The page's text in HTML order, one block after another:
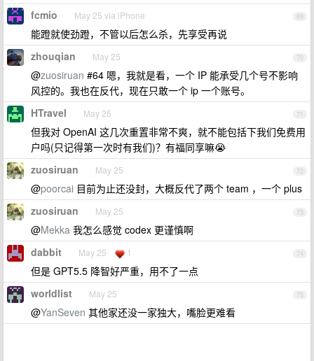
69
fcmio May 25 via iPhone
能蹬就使劲蹬，不管以后怎么杀，先享受再说
70
zhouqian May 25
@zuosiruan #64 嗯，我就是看，一个 IP 能承受几个号不影响
风控的。我也在反代，现在只敢一个 ip 一个账号。
71
HTravel May 25
但我对 OpenAI 这几次重置非常不爽，就不能包括下我们免费用
户吗(只记得第一次时有我们)？有福同享嘛😭
72
zuosiruan May 25
@poorcai 目前为止还没封，大概反代了两个 team ，一个 plus
73
zuosiruan May 25
@Mekka 我怎么感觉 codex 更谨慎啊
74
dabbit May 25 1
但是 GPT5.5 降智好严重，用不了一点
75
worldlist May 25
@YanSeven 其他家还没一家独大，嘴脸更难看